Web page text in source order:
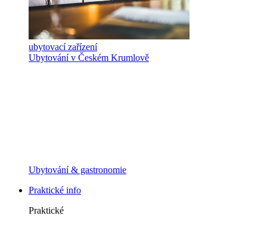
ubytovací zařízení
Ubytování v Českém Krumlově
Ubytování & gastronomie
Praktické info
Praktické